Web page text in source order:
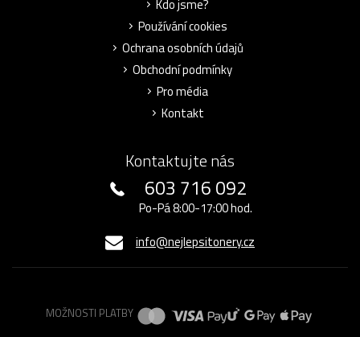
Kdo jsme?
Používání cookies
Ochrana osobních údajů
Obchodní podmínky
Pro média
Kontakt
Kontaktujte nás
603 716 092
Po-Pá 8:00-17:00 hod.
info@nejlepsitonery.cz
MOŽNOSTI PLATBY